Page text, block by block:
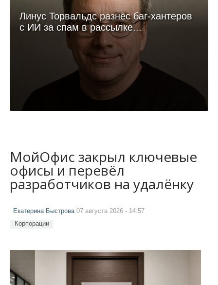
Линус Торвальдс разнёс баг-хантеров
с ИИ за спам в рассылке...
МойОфис закрыл ключевые
офисы и перевёл
разработчиков на удалёнку
Екатерина Быстрова 07 августа 2026 - 14:57
Корпорации